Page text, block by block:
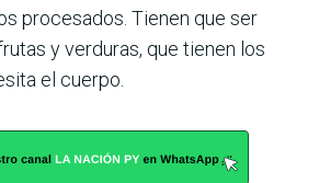
pro­cesados. Tienen que ser
y verduras, que tienen los
el cuerpo.